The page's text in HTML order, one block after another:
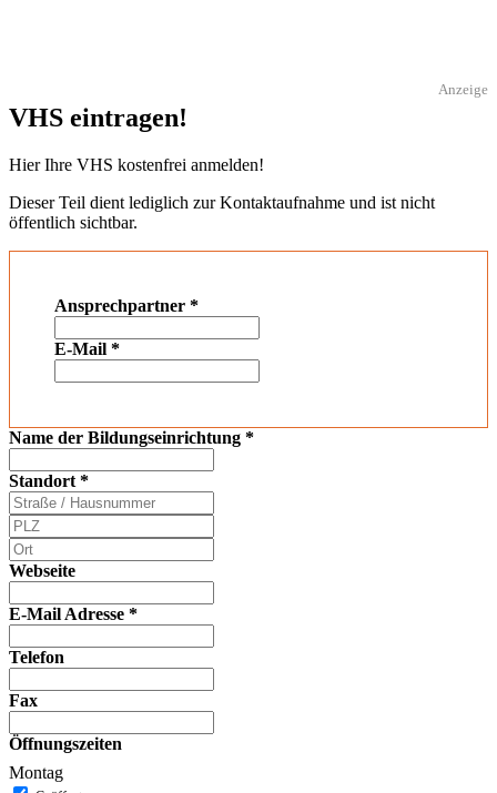
Anzeige
VHS eintragen!
Hier Ihre VHS kostenfrei anmelden!
Dieser Teil dient lediglich zur Kontaktaufnahme und ist nicht
öffentlich sichtbar.
Ansprechpartner *
E-Mail *
Name der Bildungseinrichtung *
Standort *
Webseite
E-Mail Adresse *
Telefon
Fax
Öffnungszeiten
Montag